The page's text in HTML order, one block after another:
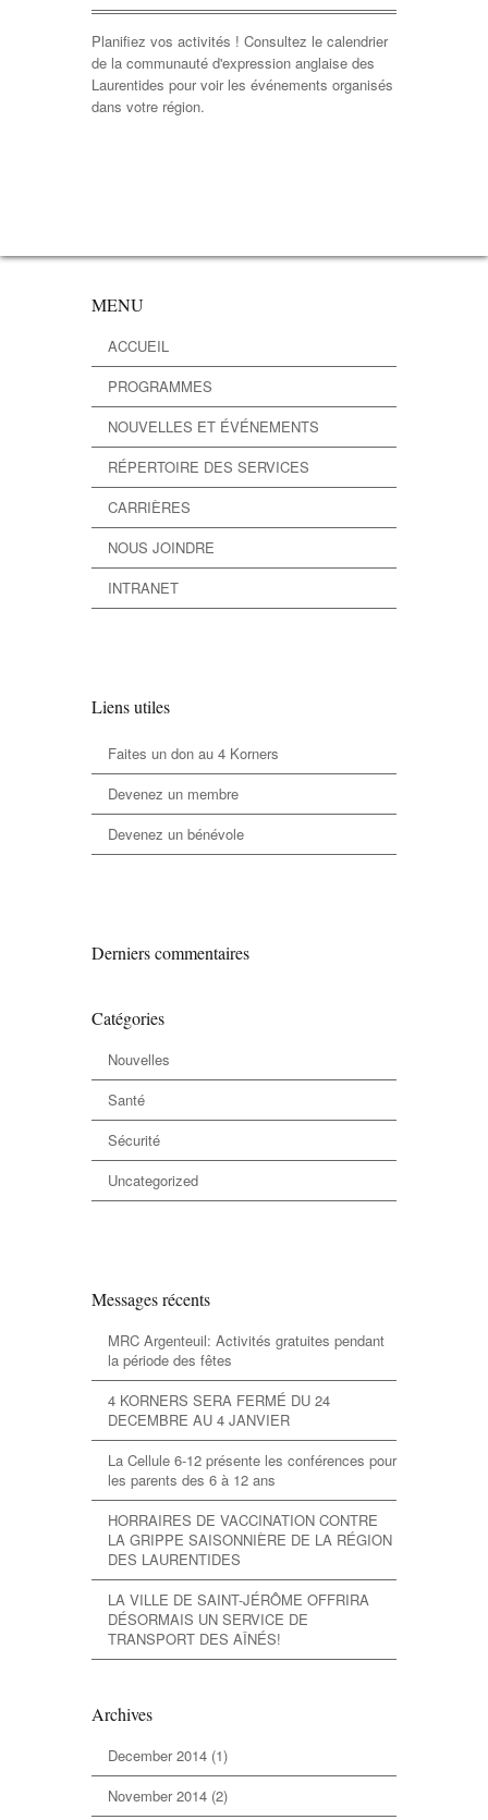
Planifiez vos activités ! Consultez le calendrier
de la communauté d'expression anglaise des
Laurentides pour voir les événements organisés
dans votre région.
MENU
ACCUEIL
PROGRAMMES
NOUVELLES ET ÉVÉNEMENTS
RÉPERTOIRE DES SERVICES
CARRIÈRES
NOUS JOINDRE
INTRANET
Liens utiles
Faites un don au 4 Korners
Devenez un membre
Devenez un bénévole
Derniers commentaires
Catégories
Nouvelles
Santé
Sécurité
Uncategorized
Messages récents
MRC Argenteuil: Activités gratuites pendant
la période des fêtes
4 KORNERS SERA FERMÉ DU 24
DECEMBRE AU 4 JANVIER
La Cellule 6-12 présente les conférences pour
les parents des 6 à 12 ans
HORRAIRES DE VACCINATION CONTRE
LA GRIPPE SAISONNIÈRE DE LA RÉGION
DES LAURENTIDES
LA VILLE DE SAINT-JÉRÔME OFFRIRA
DÉSORMAIS UN SERVICE DE
TRANSPORT DES AÎNÉS!
Archives
December 2014 (1)
November 2014 (2)